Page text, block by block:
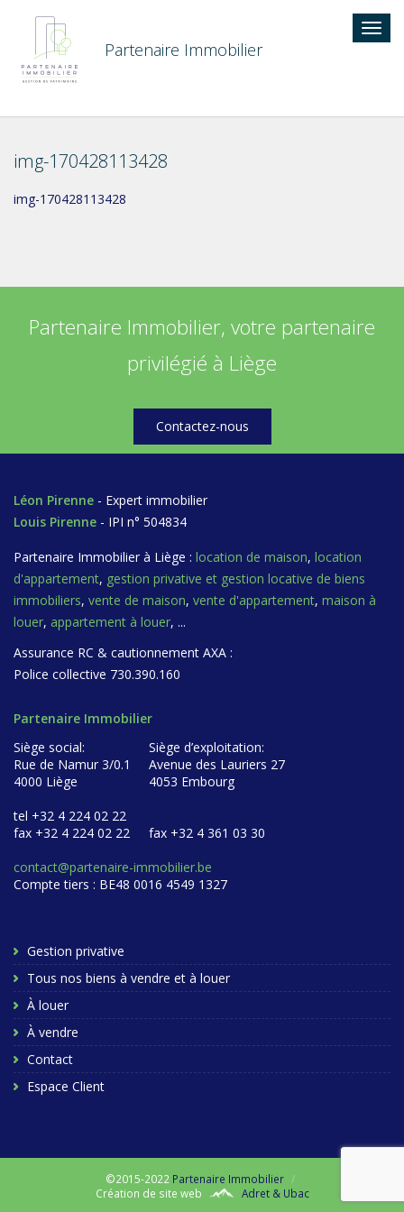
Partenaire Immobilier
img-170428113428
img-170428113428
Partenaire Immobilier, votre partenaire
privilégié à Liège
Contactez-nous
Léon Pirenne - Expert immobilier
Louis Pirenne - IPI n° 504834
Partenaire Immobilier à Liège : location de maison, location
d'appartement, gestion privative et gestion locative de biens
immobiliers, vente de maison, vente d'appartement, maison à
louer, appartement à louer, ...
Assurance RC & cautionnement AXA :
Police collective 730.390.160
Partenaire Immobilier
Siège social:
Rue de Namur 3/0.1
4000 Liège
tel +32 4 224 02 22
fax +32 4 224 02 22
Siège d’exploitation:
Avenue des Lauriers 27
4053 Embourg
fax +32 4 361 03 30
contact@partenaire-immobilier.be
Compte tiers : BE48 0016 4549 1327
Gestion privative
Tous nos biens à vendre et à louer
À louer
À vendre
Contact
Espace Client
©2015-2022 Partenaire Immobilier /
Création de site web
Adret & Ubac